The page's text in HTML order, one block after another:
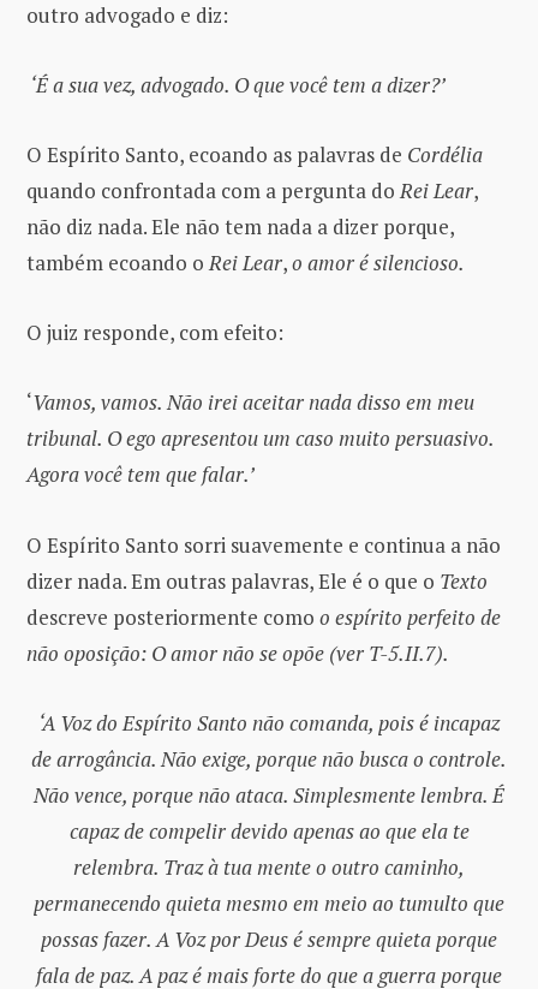
outro advogado e diz:
‘É a sua vez, advogado. O que você tem a dizer?’
O Espírito Santo, ecoando as palavras de Cordélia
quando confrontada com a pergunta doRei Lear,
não diz nada. Ele não tem nada a dizer porque,
também ecoando oRei Lear,o amor é silencioso.
O juiz responde, com efeito:
‘Vamos, vamos. Não irei aceitar nada disso em meu
tribunal. O ego apresentou um caso muito persuasivo.
Agora você tem que falar.’
O Espírito Santo sorri suavemente e continua a não
dizer nada. Em outras palavras, Ele é o que o Texto
descreve posteriormente como o espírito perfeito de
não oposição: O amor não se opõe (ver T-5.II.7).
‘A Voz do Espírito Santo não comanda, pois é incapaz
de arrogância. Não exige, porque não busca o controle.
Não vence, porque não ataca. Simplesmente lembra. É
capaz de compelir devido apenas ao que ela te
relembra. Traz à tua mente o outro caminho,
permanecendo quieta mesmo em meio ao tumulto que
possas fazer. A Voz por Deus é sempre quieta porque
fala de paz. A paz é mais forte do que a guerra porque